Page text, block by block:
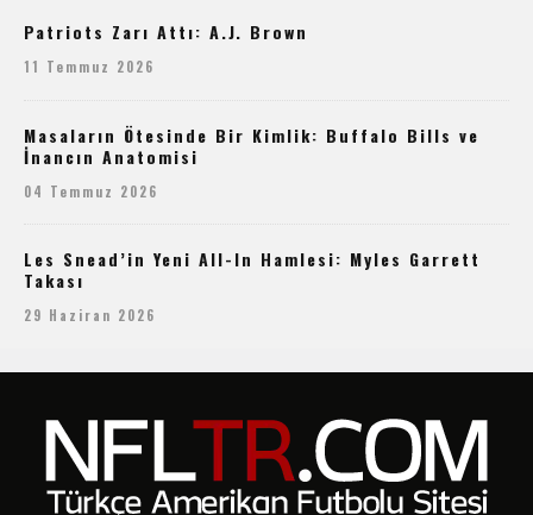
Patriots Zarı Attı: A.J. Brown
11 Temmuz 2026
Masaların Ötesinde Bir Kimlik: Buffalo Bills ve
İnancın Anatomisi
04 Temmuz 2026
Les Snead’in Yeni All-In Hamlesi: Myles Garrett
Takası
29 Haziran 2026